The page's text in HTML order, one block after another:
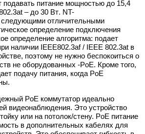
подавать питание мощностью до 15,4
– до 30 Вт. NT-
следующими отличительными
определение подключения
определение алгоритма: подает
наличии IEEE802.3af/ IEEE 802.3at в
поэтому не нужно беспокоиться о
не оборудованных -PoE. Кроме того,
подачу питания, когда PoE
PoE коммутатор идеально
видеонаблюдения. Это устройство
или на потолок/стену. PoE питание
в дополнительных кабелях для